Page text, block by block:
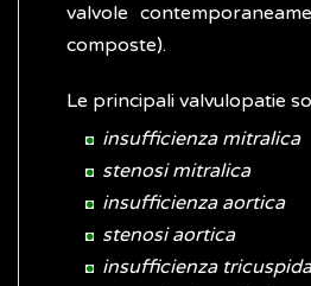
valvole
composte).
Le principali valvulopatie
insufficienza mitralica
stenosi mitralica
insufficienza aortica
stenosi aortica
insufficienza